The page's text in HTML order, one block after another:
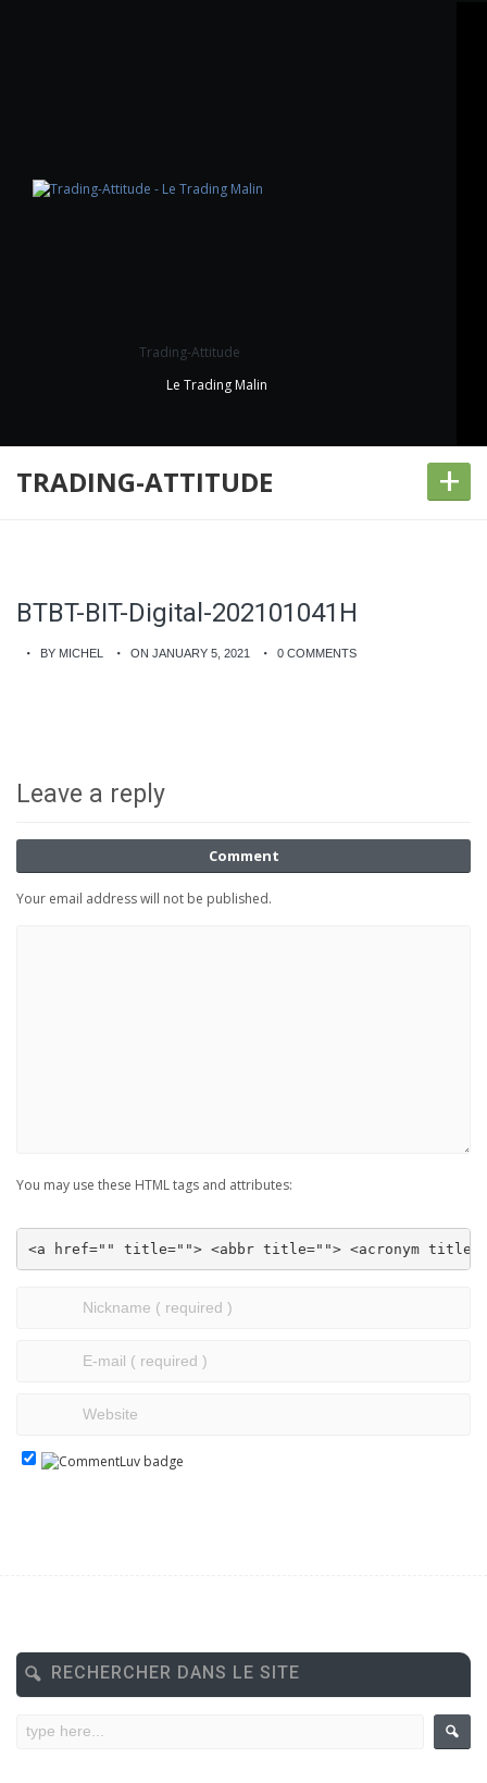
Trading-Attitude
Le Trading Malin
TRADING-ATTITUDE +
BTBT-BIT-Digital-202101041H
BY MICHEL ON JANUARY 5, 2021 0 COMMENTS
Leave a reply
Comment
Your email address will not be published.
You may use these HTML tags and attributes:
<a href="" title=""> <abbr title=""> <acronym
RECHERCHER DANS LE SITE